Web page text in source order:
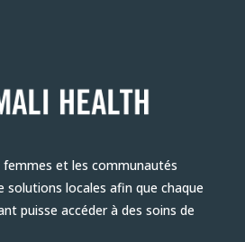
et les communautés
solutions locales afin que chaque
puisse accéder à des soins de